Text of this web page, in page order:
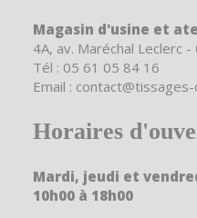
Magasin d'usine et
4A, av. Maréchal Leclerc
Tél : 05 61 05 84 16
Email :
Horaires
Mardi, jeudi et
10h00 à 18h00